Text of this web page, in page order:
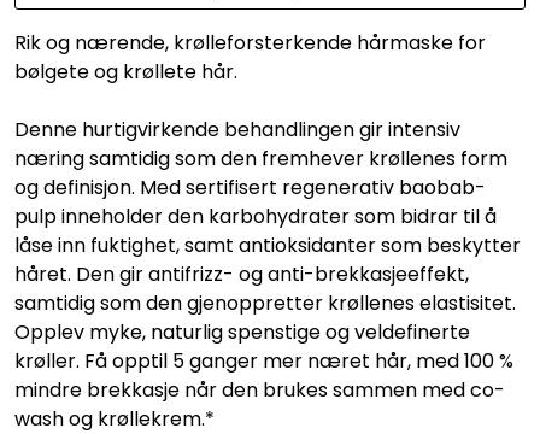
Rik og nærende, krølleforsterkende hårmaske for
bølgete og krøllete hår.
Denne hurtigvirkende behandlingen gir intensiv
næring samtidig som den fremhever krøllenes form
og definisjon. Med sertifisert regenerativ baobab-
pulp inneholder den karbohydrater som bidrar til å
låse inn fuktighet, samt antioksidanter som beskytter
håret. Den gir antifrizz- og anti-brekkasjeeffekt,
samtidig som den gjenoppretter krøllenes elastisitet.
Opplev myke, naturlig spenstige og veldefinerte
krøller. Få opptil 5 ganger mer næret hår, med 100 %
mindre brekkasje når den brukes sammen med co-
wash og krøllekrem.*